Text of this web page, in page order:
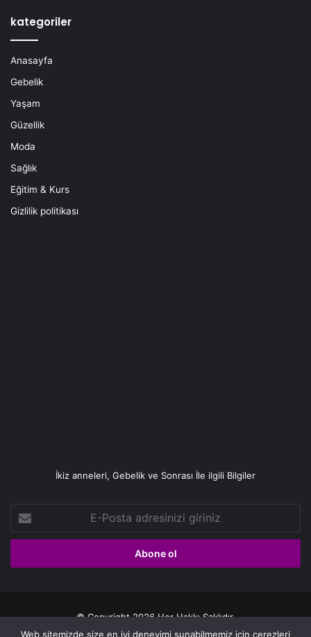
kategoriler
Anasayfa
Gebelik
Yaşam
Güzellik
Moda
Sağlık
Eğitim & Kurs
Gizlilik politikası
İkiz anneleri, Gebelik ve Sonrası İle ilgili Bilgiler
Posta
adresinizi
© Copyright 2026 Her Hakkı Saklıdır.
Web sitemizde size en iyi deneyimi sunabilmemiz için çerezleri